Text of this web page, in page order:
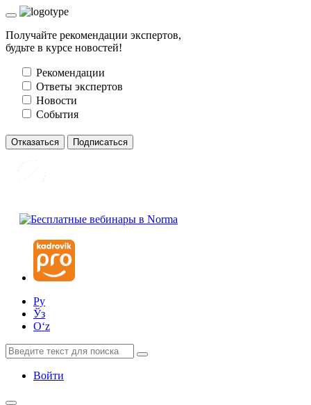
Получайте рекомендации экспертов,
будьте в курсе новостей!
Рекомендации
Ответы экспертов
Новости
События
Отказаться Подписаться
Ру
Ўз
Oʻz
Войти